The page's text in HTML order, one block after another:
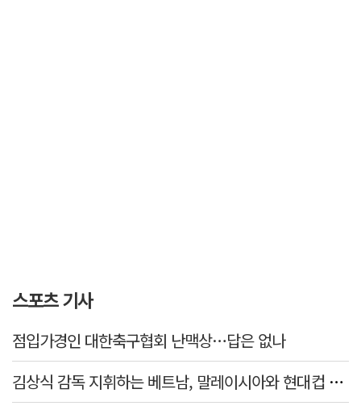
스포츠 기사
점입가경인 대한축구협회 난맥상…답은 없나
김상식 감독 지휘하는 베트남, 말레이시아와 현대컵 4강 격돌